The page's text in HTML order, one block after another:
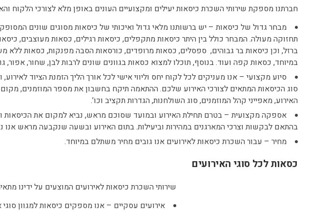
חברתנו מספקת שירותי השכרת כיסאות יעילים ומקצועיים העונים באופן מלא לצורכי הלקוח
מבחר גדול של כיסאות – יש ברשותנו מלאי גדול ואיכותי של כיסאות מסוגים שונים
תחזוקה מעולה. המבחר כולל בין היתר כיסאות מתקפלים, כיסאות רגילים, כסאות מעוצבים,
ברזל, וכן כיסאות בר גבוהים, ספסלים, כסאות מרופדים, כורסאות הסבה מפנקות, כסאות
במיוחד, כסאות קפה ועוד. בנוסף, תוכלו למצוא כסאות בגוונים שונים לרבות לבן, שחור, אפור,
סיוע מקצועי – אנו מעניקים לכל לקוח יחס וליווי אישי לכל אורך הליך הזמנת הציוד
סוג הכיסאות המתאים לצורכי האירוע שלכם. ההתאמה תיקח בחשבון את מספר המוזמנים,
האירוע, מאפייני קהל המוזמנים, סוג השולחנות, הגדרות תקציב וכו’.
אספקה מקצועית – בטרם תחילת האירוע ובמועד שסוכם מראש, נביא למקום את הכיסאות
בהתאם לבקשות וצרכי המארגנים במהירות וביעילות. בתום האירוע ובשעה שנקבעה מראש אנו
מחיר – עבור השכרת כיסאות לאירועים אנו גובים מחיר משתלם במיוחד.
כסאות לכל סוגי האירועים
שירותי השכרת כיסאות לאירועים המוצעים על ידינו
אירועים עסקיים – אנו מספקים כיסאות למגוון סוגי